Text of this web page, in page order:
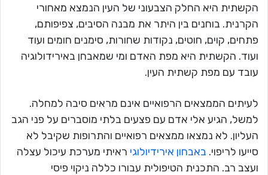
הקשתית היא החלק הצבעוני של העין הנמצא מאחורי
הקרנית. בוחנים בין היתר את מבנה הסיבים, צפיפותם,
פתחים, קוים, חוטים, נקודות שחורות, סימנים חומים ועוד
ועוד. הקשתית היא מפת האדם ומי שמאבחן באירידולוגיה
עובד עם מפת קשתית העין.
לעיתים הממצאים הרפואיים אינם מראים סיבה למחלה.
למשל, הגיע אלי אדם עם פצעים בלתי מוסברים על פני הגב
העליון. לא נמצאו ממצאים רפואיים והתרופות שקיבל לא
סייעו לריפוי. באבחון אירידיולוגי ראיתי מערכת עיכול עצלה
ועצב רב. התכנית הטיפולית עבורו כללה ניקוי פיסי